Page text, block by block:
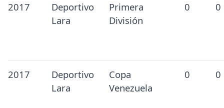
2017
Deportivo
Lara
Primera
División
0 0
2017
Deportivo
Lara
Copa
Venezuela
0 0